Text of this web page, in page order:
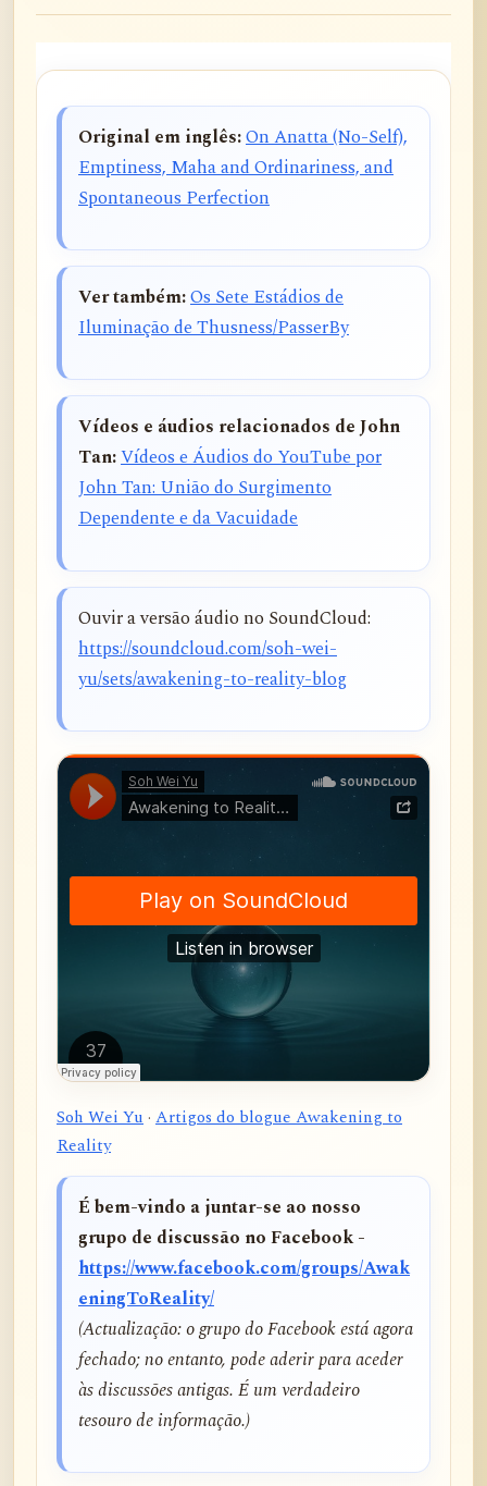
Original em inglês:On Anatta (No-Self),
Emptiness, Maha and Ordinariness, and
Spontaneous Perfection
Ver também:Os Sete Estádios de
Iluminação de Thusness/PasserBy
Vídeos e áudios relacionados de John
Tan:Vídeos e Áudios do YouTube por
John Tan: União do Surgimento
Dependente e da Vacuidade
Ouvir a versão áudio no SoundCloud:
https://soundcloud.com/soh-wei-
yu/sets/awakening-to-reality-blog
Soh Wei Yu· Artigos do blogue Awakening to
Reality
É bem-vindo a juntar-se ao nosso
grupo de discussão no Facebook -
https://www.facebook.com/groups/Awak
eningToReality/
(Actualização: o grupo do Facebook está agora
fechado; no entanto, pode aderir para aceder
às discussões antigas. É um verdadeiro
tesouro de informação.)